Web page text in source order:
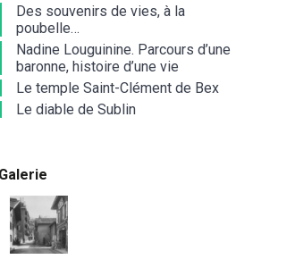
Des souvenirs de vies, à la
poubelle…
Nadine Louguinine. Parcours d’une
baronne, histoire d’une vie
Le temple Saint-Clément de Bex
Le diable de Sublin
Galerie